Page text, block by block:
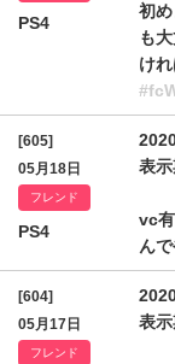
PS4
初
も
け
[605]
05月18日
フレンド
PS4
表
vc
ん
[604]
05月17日
フレンド
表